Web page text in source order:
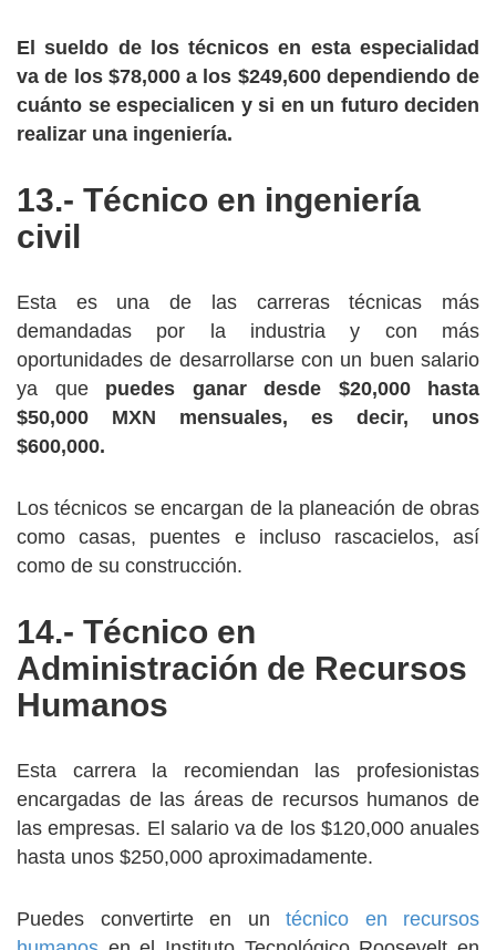
El sueldo de los técnicos en esta especialidad
va de los $78,000 a los $249,600 dependiendo de
cuánto se especialicen y si en un futuro deciden
realizar una ingeniería.
13.- Técnico en ingeniería
civil
Esta es una de las carreras técnicas más
demandadas por la industria y con más
oportunidades de desarrollarse con un buen salario
ya quepuedes ganar desde $20,000 hasta
$50,000 MXN mensuales, es decir, unos
$600,000.
Los técnicos se encargan de la planeación de obras
como casas, puentes e incluso rascacielos, así
como de su construcción.
14.- Técnico en
Administración de Recursos
Humanos
Esta carrera la recomiendan las profesionistas
encargadas de las áreas de recursos humanos de
las empresas. El salario va de los $120,000 anuales
hasta unos $250,000 aproximadamente.
Puedes convertirte en un técnico en recursos